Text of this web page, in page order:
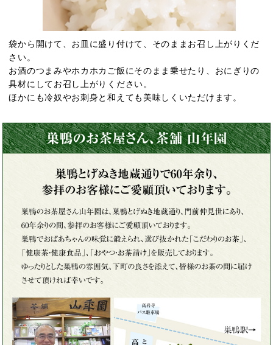
袋から開けて、お皿に盛り付けて、そのままお召し上がりくだ
さい。
お酒のつまみやホカホカご飯にそのまま乗せたり、おにぎりの
具材にしてお召し上がりください。
ほかにも冷奴やお刺身と和えても美味しくいただけます。